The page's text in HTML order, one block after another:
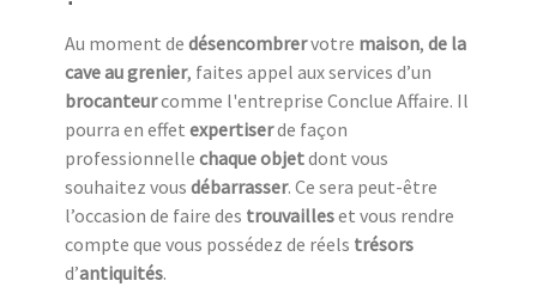
Au moment de désencombrervotre maison, de la
cave au grenier, faites appel aux services d’un
brocanteurcomme l'entreprise Conclue Affaire. Il
pourra en effet expertiserde façon
professionnelle chaque objetdont vous
souhaitez vous débarrasser. Ce sera peut-être
l’occasion de faire des trouvailleset vous rendre
compte que vous possédez de réels trésors
d’antiquités.